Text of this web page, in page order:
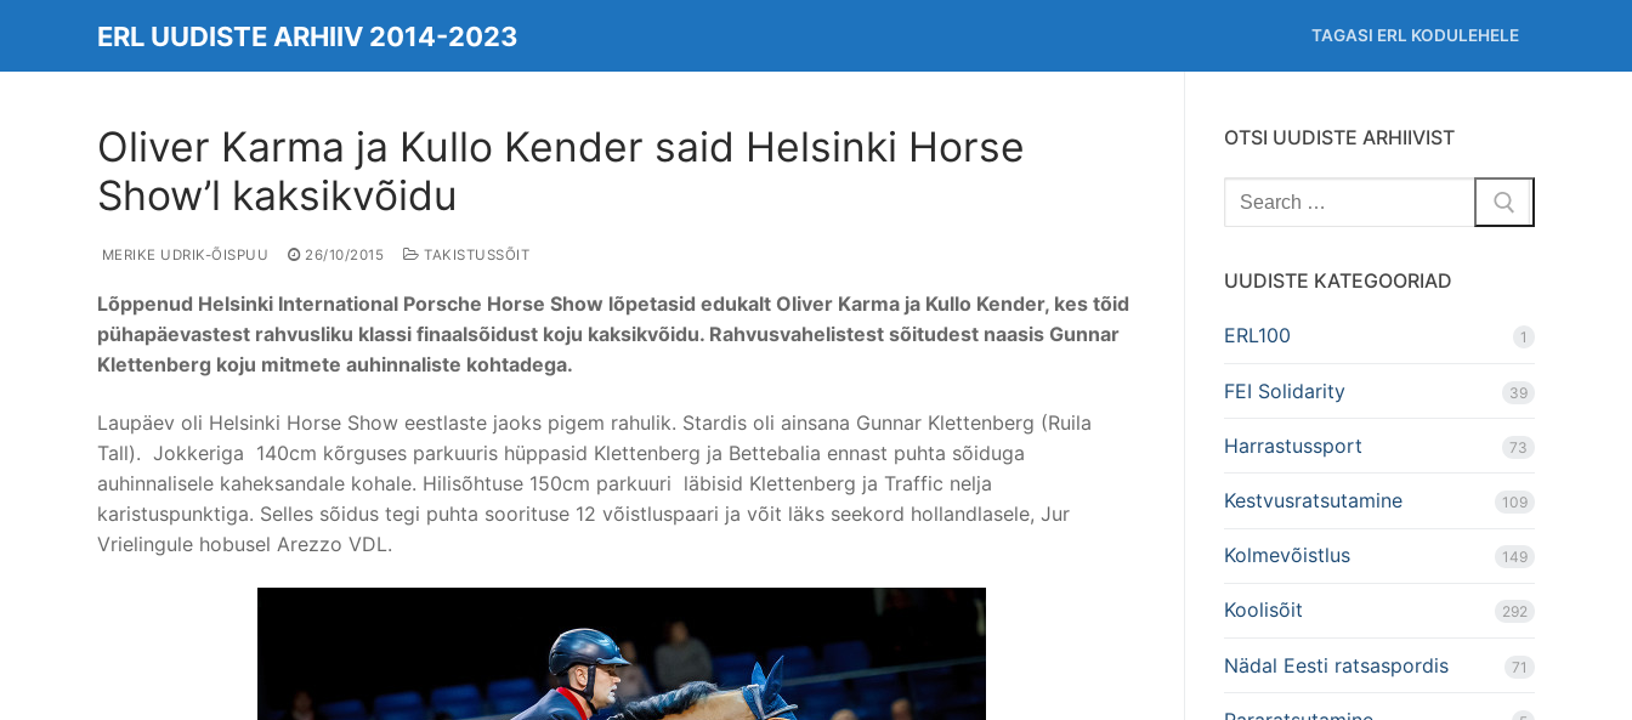
content
ERL UUDISTE ARHIIV 2014-2023 TAGASI ERL KODULEHELE
Oliver Karma ja Kullo Kender said Helsinki Horse
Show’l kaksikvõidu
MERIKE UDRIK-ÕISPUU 26/10/2015 TAKISTUSSÕIT
Lõppenud Helsinki International Porsche Horse Show lõpetasid edukalt Oliver Karma ja Kullo Kender, kes tõid
pühapäevastest rahvusliku klassi finaalsõidust koju kaksikvõidu. Rahvusvahelistest sõitudest naasis Gunnar
Klettenberg koju mitmete auhinnaliste kohtadega.
Laupäev oli Helsinki Horse Show eestlaste jaoks pigem rahulik. Stardis oli ainsana Gunnar Klettenberg (Ruila
Tall). Jokkeriga 140cm kõrguses parkuuris hüppasid Klettenberg ja Bettebalia ennast puhta sõiduga
auhinnalisele kaheksandale kohale. Hilisõhtuse 150cm parkuuri läbisid Klettenberg ja Traffic nelja
karistuspunktiga. Selles sõidus tegi puhta soorituse 12 võistluspaari ja võit läks seekord hollandlasele, Jur
Vrielingule hobusel Arezzo VDL.
OTSI UUDISTE ARHIIVIST
Search
for:
UUDISTE KATEGOORIAD
ERL100 1
FEI Solidarity 39
Harrastussport 73
Kestvusratsutamine 109
Kolmevõistlus 149
Koolisõit 292
Nädal Eesti ratsaspordis 71